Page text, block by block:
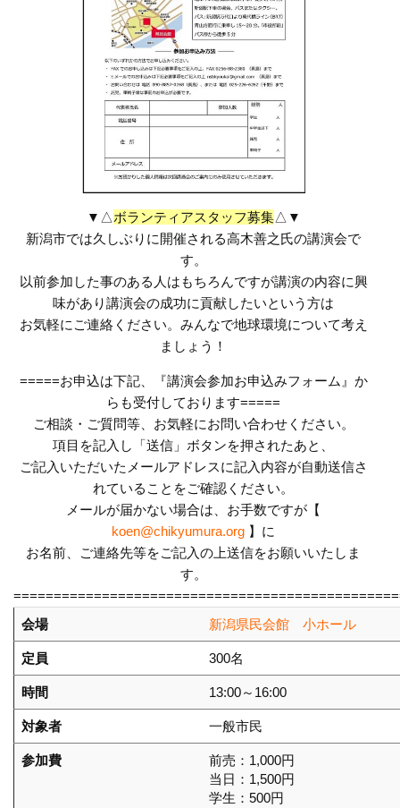
▼△ボランティアスタッフ募集△▼
新潟市では久しぶりに開催される高木善之氏の講演会で
す。
以前参加した事のある人はもちろんですが講演の内容に興
味があり講演会の成功に貢献したいという方は
お気軽にご連絡ください。みんなで地球環境について考え
ましょう！
=====お申込は下記、『講演会参加お申込みフォーム』か
らも受付しております=====
ご相談・ご質問等、お気軽にお問い合わせください。
項目を記入し「送信」ボタンを押されたあと、
ご記入いただいたメールアドレスに記入内容が自動送信さ
れていることをご確認ください。
メールが届かない場合は、お手数ですが【
koen@chikyumura.org 】に
お名前、ご連絡先等をご記入の上送信をお願いいたしま
す。
会場
新潟県民会館 小ホール
定員 300名
時間 13:00～16:00
対象者 一般市民
参加費
前売：1,000円
当日：1,500円
学生：500円